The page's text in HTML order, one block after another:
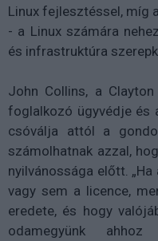
Linux fejlesztéssel, míg
- a Linux számára
és infrastruktúra
John Collins, a
foglalkozó ügyvédje és
csóválja attól a
számolhatnak azzal,
nyilvánossága előtt.
vagy sem a licence,
eredete, és hogy
odamegyünk